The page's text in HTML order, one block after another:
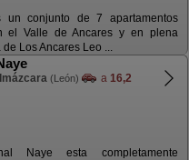
un conjunto de 7 apartamentos
el Valle de Ancares y en plena
Los Ancares Leo ...
(León) a 16,2
Naye esta completamente